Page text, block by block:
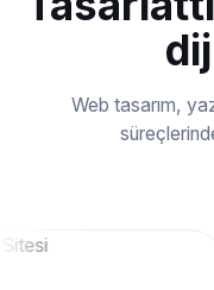
Web tasarım,